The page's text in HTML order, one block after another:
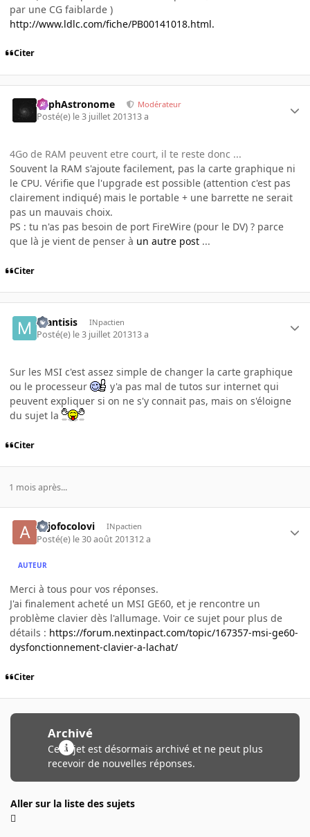
par une CG faiblarde )
http://www.ldlc.com/fiche/PB00141018.html.
Citer
RaphAstronome Modérateur
Posté(e) le 3 juillet 201313 a
4Go de RAM peuvent etre court, il te reste donc ...
Souvent la RAM s'ajoute facilement, pas la carte graphique ni
le CPU. Vérifie que l'upgrade est possible (attention c'est pas
clairement indiqué) mais le portable + une barrette ne serait
pas un mauvais choix.
PS : tu n'as pas besoin de port FireWire (pour le DV) ? parce
que là je vient de penser à un autre post ...
Citer
mantisis INpactien
Posté(e) le 3 juillet 201313 a
Sur les MSI c'est assez simple de changer la carte graphique
ou le processeur
y'a pas mal de tutos sur internet qui
peuvent expliquer si on ne s'y connait pas, mais on s'éloigne
du sujet la
Citer
1 mois après...
Arjofocolovi INpactien
Posté(e) le 30 août 201312 a
AUTEUR
Merci à tous pour vos réponses.
J'ai finalement acheté un MSI GE60, et je rencontre un
problème clavier dès l'allumage. Voir ce sujet pour plus de
détails : https://forum.nextinpact.com/topic/167357-msi-ge60-
dysfonctionnement-clavier-a-lachat/
Citer
Archivé
Ce sujet est désormais archivé et ne peut plus
recevoir de nouvelles réponses.
Aller sur la liste des sujets